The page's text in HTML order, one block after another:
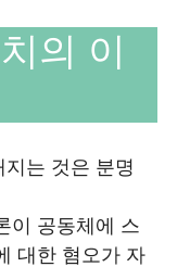
의 이
는 것은 분명
이 공동체에 스
대한 혐오가 자